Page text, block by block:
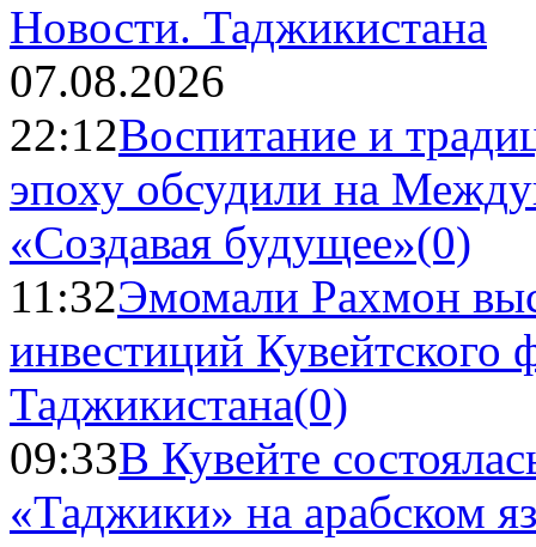
Новости. Таджикистана
07.08.2026
22:12Воспитание и
эпоху обсудили на
«Создавая будущее»(0)
11:32Эмомали Рахмон
инвестиций Кувейтского
Таджикистана(0)
09:33В Кувейте
«Таджики» на арабском